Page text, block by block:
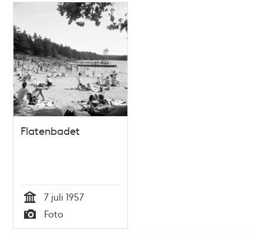
Flatenbadet
Tid
7 juli 1957
Typ
Foto